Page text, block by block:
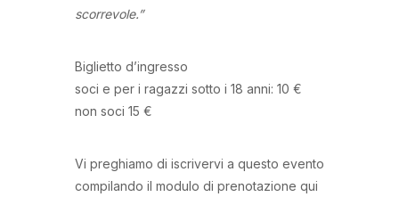
scorrevole.”
Biglietto d’ingresso
soci e per i ragazzi sotto i 18 anni: 10 €
non soci 15 €
Vi preghiamo di iscrivervi a questo evento
compilando il modulo di prenotazione qui